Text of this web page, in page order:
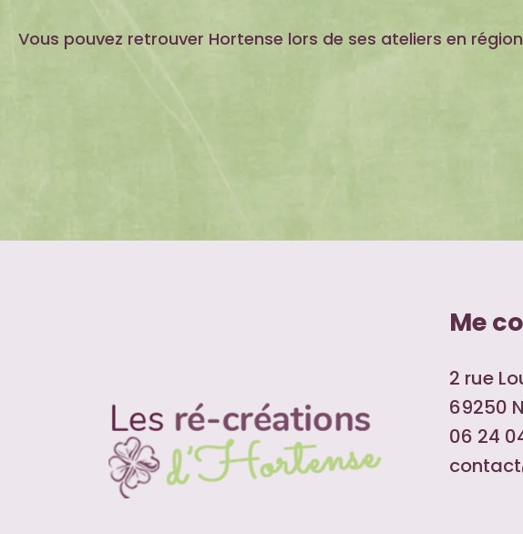
Vous pouvez retrouver Hortense lors de ses ateliers en
Me
2 rue
69250
06 24